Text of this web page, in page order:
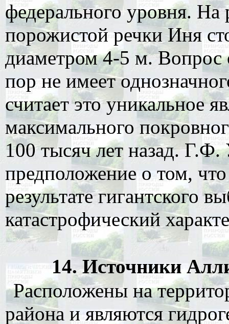
федерального уровня.
порожистой речки Иня
диаметром 4-5 м. Вопрос
пор не имеет
считает это уникальное
максимального
100 тысяч лет назад.
предположение о том,
результате гигантского
катастрофический
14. Источники
Расположены на
района и являются